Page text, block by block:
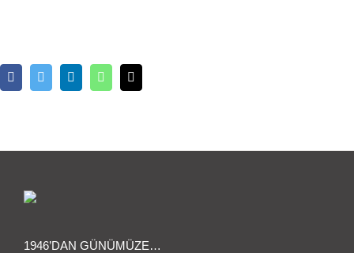
FacebookTwitter LinkedInWhatsapp
1946’DAN GÜNÜMÜZE…